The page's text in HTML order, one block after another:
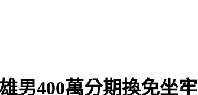
男400萬分期換免坐牢